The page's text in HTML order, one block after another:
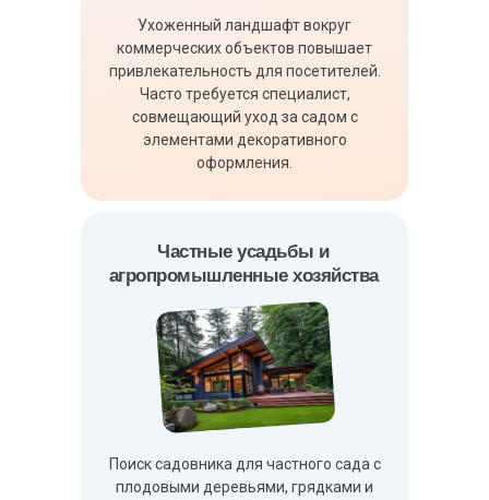
Частные усадьбы и
агропромышленные хозяйства
Поиск садовника для частного сада с
плодовыми деревьями, грядками и
Ухоженный ландшафт вокруг
коммерческих объектов повышает
привлекательность для посетителей.
Часто требуется специалист,
совмещающий уход за садом с
элементами декоративного
оформления.